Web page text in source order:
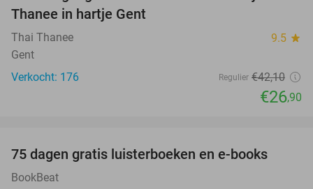
Thanee in hartje Gent
Thai Thanee 9.5 star
Gent
Verkocht: 176
Regulier €42,10
€26,90
75 dagen gratis luisterboeken en e-books
BookBeat